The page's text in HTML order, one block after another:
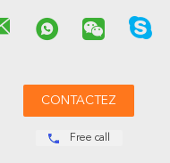
Free call